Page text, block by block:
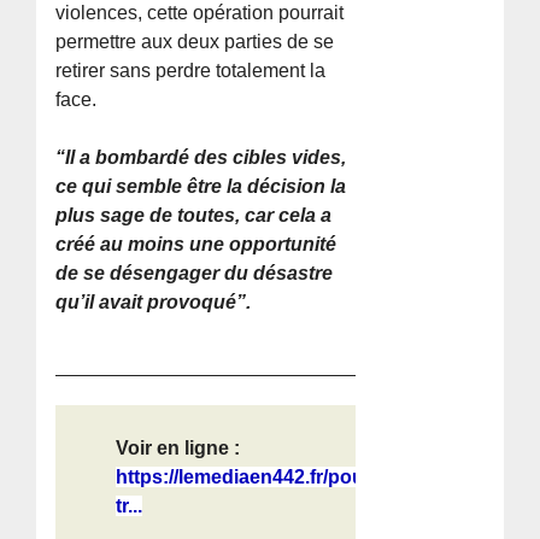
violences, cette opération pourrait
permettre aux deux parties de se
retirer sans perdre totalement la
face.
“Il a bombardé des cibles vides,
ce qui semble être la décision la
plus sage de toutes, car cela a
créé au moins une opportunité
de se désengager du désastre
qu’il avait provoqué”.
Voir en ligne :
https://lemediaen442.fr/pourquoi-
tr...